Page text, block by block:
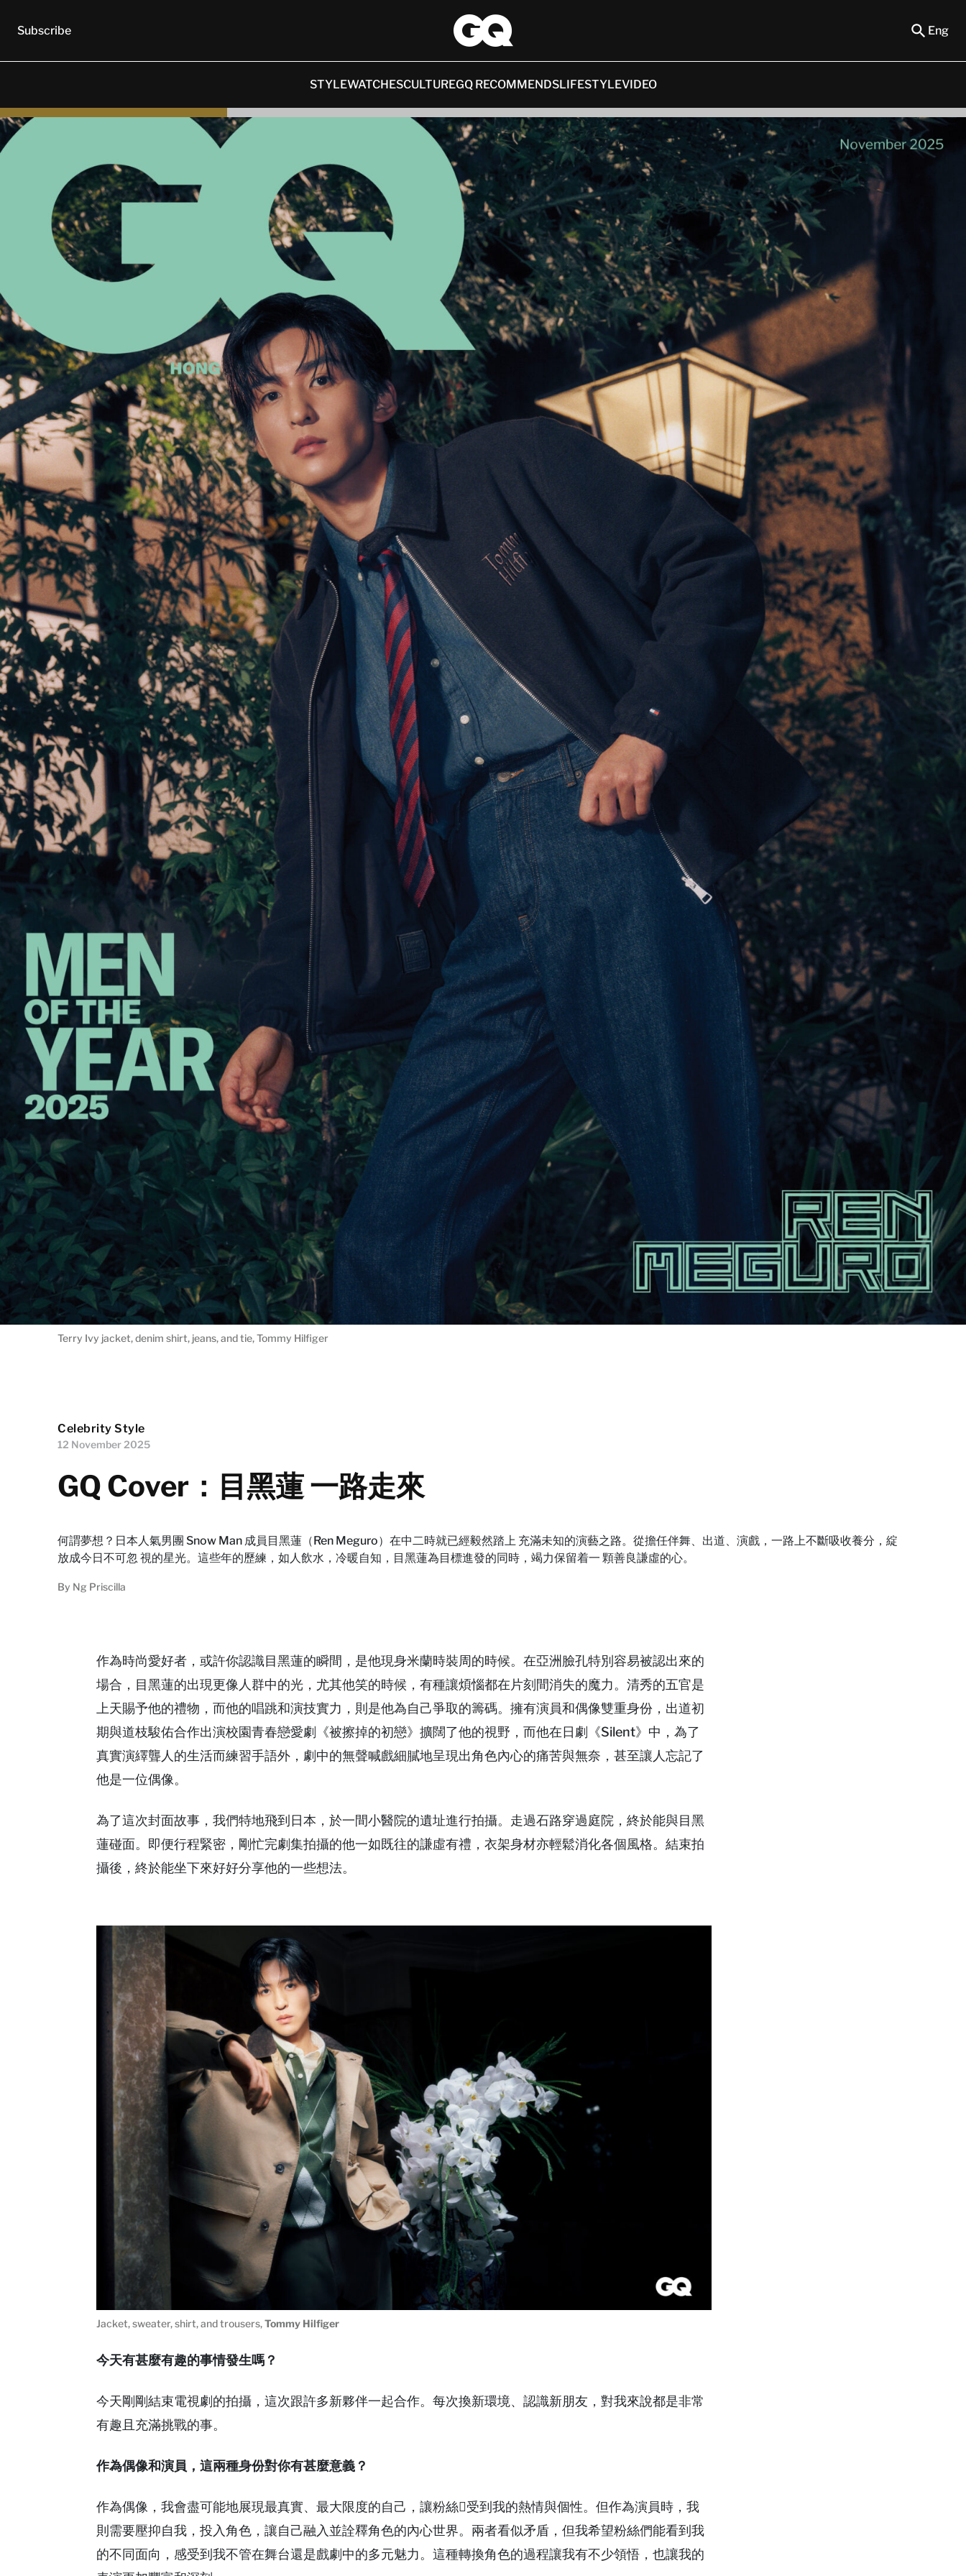
Subscribe Eng
STYLEWATCHESCULTUREGQ RECOMMENDSLIFESTYLEVIDEO
Terry Ivy jacket, denim shirt, jeans, and tie, Tommy Hilfiger
Celebrity Style
12 November 2025
GQ Cover：目黑蓮 一路走來
何謂夢想？日本人氣男團 Snow Man 成員目黑蓮（Ren Meguro）在中二時就已經毅然踏上 充滿未知的演藝之路。從擔任伴舞、出道、演戲，一路上不斷吸收養分，綻
放成今日不可忽 視的星光。這些年的歷練，如人飲水，冷暖自知，目黑蓮為目標進發的同時，竭力保留着一 顆善良謙虛的心。
By Ng Priscilla
作為時尚愛好者，或許你認識目黑蓮的瞬間，是他現身米蘭時裝周的時候。在亞洲臉孔特別容易被認出來的
場合，目黑蓮的出現更像人群中的光，尤其他笑的時候，有種讓煩惱都在片刻間消失的魔力。清秀的五官是
上天賜予他的禮物，而他的唱跳和演技實力，則是他為自己爭取的籌碼。擁有演員和偶像雙重身份，出道初
期與道枝駿佑合作出演校園青春戀愛劇《被擦掉的初戀》擴闊了他的視野，而他在日劇《Silent》中，為了
真實演繹聾人的生活而練習手語外，劇中的無聲喊戲細膩地呈現出角色內心的痛苦與無奈，甚至讓人忘記了
他是一位偶像。
為了這次封面故事，我們特地飛到日本，於一間小醫院的遺址進行拍攝。走過石路穿過庭院，終於能與目黑
蓮碰面。即便行程緊密，剛忙完劇集拍攝的他一如既往的謙虛有禮，衣架身材亦輕鬆消化各個風格。結束拍
攝後，終於能坐下來好好分享他的一些想法。
Jacket, sweater, shirt, and trousers,Tommy Hilfiger
今天有甚麼有趣的事情發生嗎？
今天剛剛結束電視劇的拍攝，這次跟許多新夥伴一起合作。每次換新環境、認識新朋友，對我來說都是非常
有趣且充滿挑戰的事。
作為偶像和演員，這兩種身份對你有甚麼意義？
作為偶像，我會盡可能地展現最真實、最大限度的自己，讓粉絲􀀀受到我的熱情與個性。但作為演員時，我
則需要壓抑自我，投入角色，讓自己融入並詮釋角色的內心世界。兩者看似矛盾，但我希望粉絲們能看到我
的不同面向，感受到我不管在舞台還是戲劇中的多元魅力。這種轉換角色的過程讓我有不少領悟，也讓我的